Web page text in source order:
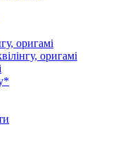
оригамі
оригамі